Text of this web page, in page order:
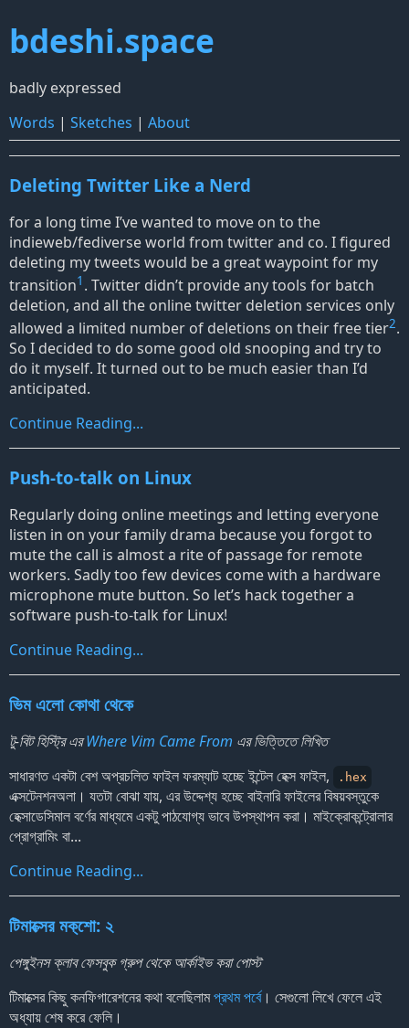
bdeshi.space
badly expressed
Words | Sketches | About
Deleting Twitter Like a Nerd
for a long time I’ve wanted to move on to the
indieweb/fediverse world from twitter and co. I figured
deleting my tweets would be a great waypoint for my
transition1 . Twitter didn’t provide any tools for batch
deletion, and all the online twitter deletion services only
allowed a limited number of deletions on their free tier2.
So I decided to do some good old snooping and try to
do it myself. It turned out to be much easier than I’d
anticipated.
Continue Reading...
Push-to-talk on Linux
Regularly doing online meetings and letting everyone
listen in on your family drama because you forgot to
mute the call is almost a rite of passage for remote
workers. Sadly too few devices come with a hardware
microphone mute button. So let’s hack together a
software push-to-talk for Linux!
Continue Reading...
ভিম এলো কোথা থেকে
টু-বিট হিস্ট্রি এরWhere Vim Came From এর ভিত্তিতে লিখিত
সাধারণত একটা বেশ অপ্রচলিত ফাইল ফরম্যাট হচ্ছে ইন্টেল হেক্স ফাইল,
.hex
এক্সটেনশনঅলা। যতটা বোঝা যায়, এর উদ্দেশ্য হচ্ছে বাইনারি ফাইলের বিষয়বস্তুকে
হেক্সাডেসিমাল বর্ণের মাধ্যমে একটু পাঠযোগ্য ভাবে উপস্থাপন করা। মাইক্রোকন্ট্রোলার
প্রোগ্রামিং বা...
Continue Reading...
টিমাক্সের মক‍্শো: ২
পেঙ্গুইনস ক্লাব ফেসবুক গ্রুপ থেকে আর্কাইভ করা পোস্ট
টিমাক্সের কিছু কনফিগারেশনের কথা বলেছিলামপ্রথম পর্বে। সেগুলো লিখে ফেলে এই
অধ্যায় শেষ করে ফেলি।